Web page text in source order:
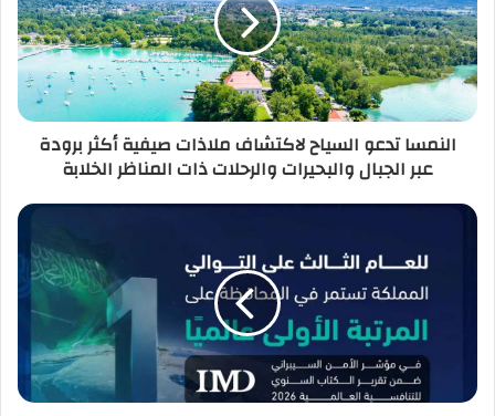
النمسا تدعو السياح لاكتشاف ملاذات صيفية أكثر برودة
عبر الجبال والبحيرات والرحلات ذات المناظر الخلابة